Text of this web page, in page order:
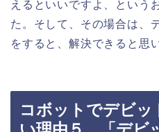
えるといいですよ、という
た。そして、その場合は、
をすると、解決できると思
コボットでデビッ